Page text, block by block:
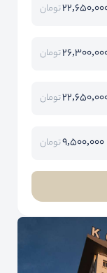
تومان
تومان
تومان
9,500,000تومان